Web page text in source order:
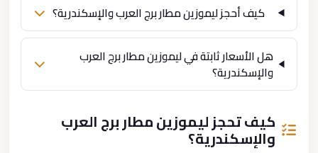
كيف أحجز ليموزين مطار برج العرب والإسكندرية؟
هل الأسعار ثابتة في ليموزين مطار برج العرب
والإسكندرية؟
كيف تحجز ليموزين مطار برج العرب
والإسكندرية؟